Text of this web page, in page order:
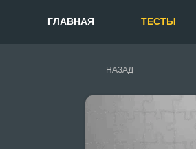
ГЛАВНАЯ ТЕСТЫ
НАЗАД